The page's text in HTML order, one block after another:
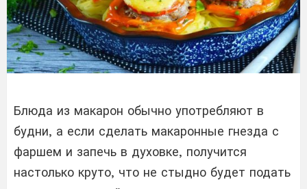
Блюда из макарон обычно употребляют в
будни, а если сделать макаронные гнезда с
фаршем и запечь в духовке, получится
настолько круто, что не стыдно будет подать